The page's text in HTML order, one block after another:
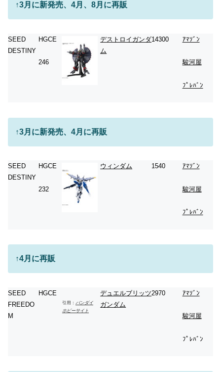
↑3月に新発売、4月、8月に再販
SEED
DESTINY
HGCE
246
デストロイガンダ
ム
14300 ｱﾏｿﾞﾝ
駿河屋
ﾌﾟﾚﾊﾞﾝ
↑3月に新発売、4月に再販
SEED
DESTINY
HGCE
232
ウィンダム 1540 ｱﾏｿﾞﾝ
駿河屋
ﾌﾟﾚﾊﾞﾝ
↑4月に再販
SEED
FREEDO
M
HGCE
引用： バンダイ
ホビーサイト
デュエルブリッツ
ガンダム
2970 ｱﾏｿﾞﾝ
駿河屋
ﾌﾟﾚﾊﾞﾝ